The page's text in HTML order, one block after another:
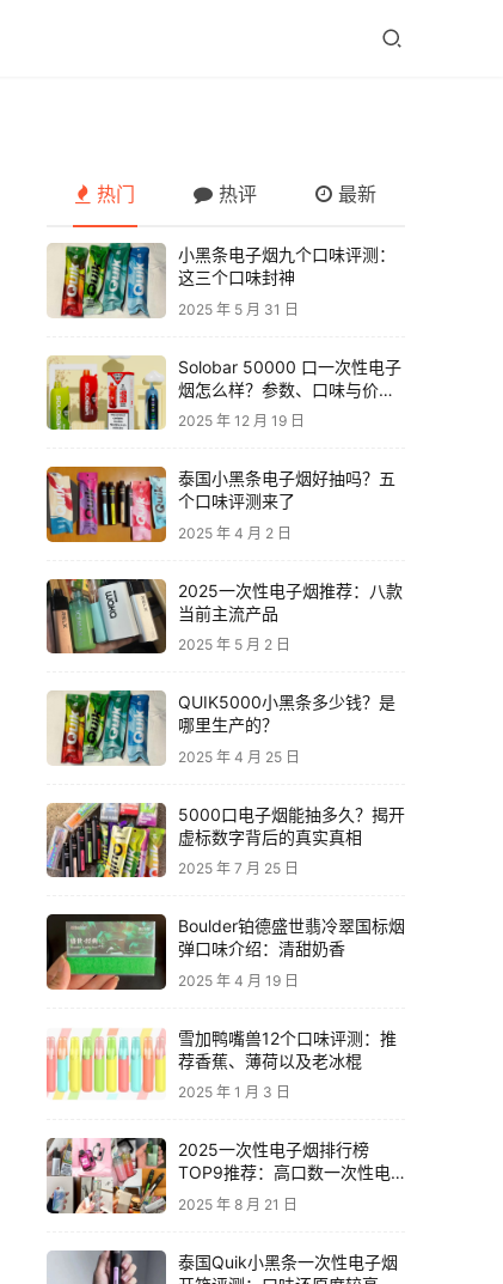
热门 热评 最新
小黑条电子烟九个口味评测：
这三个口味封神
2025 年 5 月 31 日
Solobar 50000 口一次性电子
烟怎么样？参数、口味与价格
解析
2025 年 12 月 19 日
泰国小黑条电子烟好抽吗？五
个口味评测来了
2025 年 4 月 2 日
2025一次性电子烟推荐：八款
当前主流产品
2025 年 5 月 2 日
QUIK5000小黑条多少钱？是
哪里生产的？
2025 年 4 月 25 日
5000口电子烟能抽多久？揭开
虚标数字背后的真实真相
2025 年 7 月 25 日
Boulder铂德盛世翡冷翠国标烟
弹口味介绍：清甜奶香
2025 年 4 月 19 日
雪加鸭嘴兽12个口味评测：推
荐香蕉、薄荷以及老冰棍
2025 年 1 月 3 日
2025一次性电子烟排行榜
TOP9推荐：高口数一次性电
子烟对比，性价比电子烟品牌
2025 年 8 月 21 日
泰国Quik小黑条一次性电子烟